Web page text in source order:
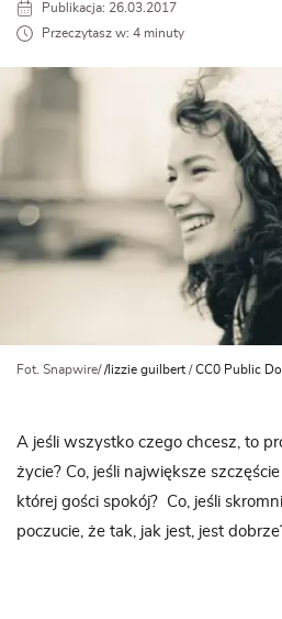
Publikacja: 26.03.2017
Przeczytasz w: 4 minuty
Fot. Snapwire//lizzie guilbert /CC0 Public
A jeśli wszystko czego chcesz, to
życie? Co, jeśli największe
której gości spokój? Co, jeśli
poczucie, że tak, jak jest, jest